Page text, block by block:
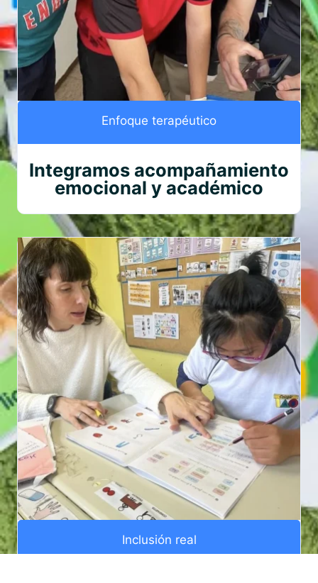
Enfoque terapéutico
Integramos acompañamiento
emocional y académico
Inclusión real